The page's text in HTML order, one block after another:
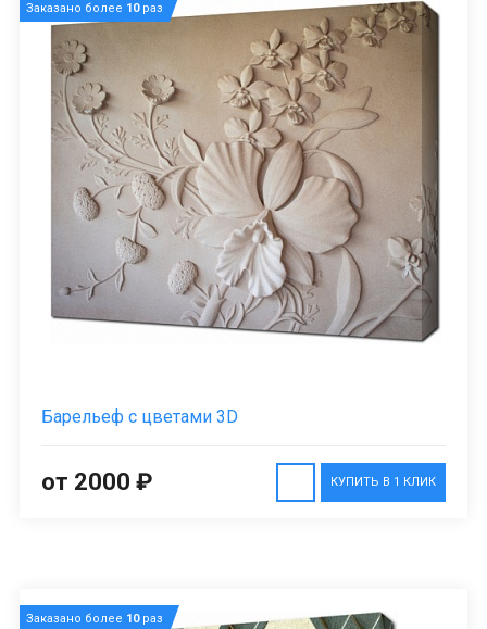
Заказано более 10раз
Барельеф с цветами 3D
КУПИТЬ В 1 КЛИК
от 2000 ₽
Заказано более 10раз